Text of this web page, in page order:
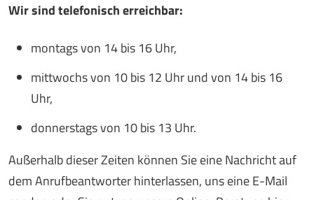
Wir sind telefonisch erreichbar:
montags von 14 bis 16 Uhr,
mittwochs von 10 bis 12 Uhr und von 14 bis 16
Uhr,
donnerstags von 10 bis 13 Uhr.
Außerhalb dieser Zeiten können Sie eine Nachricht auf
dem Anrufbeantworter hinterlassen, uns eine E-Mail